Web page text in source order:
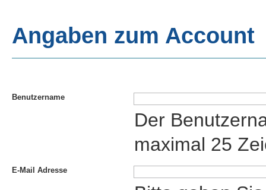
Angaben zum Account
Benutzername
Der
maximal 25
E-Mail Adresse